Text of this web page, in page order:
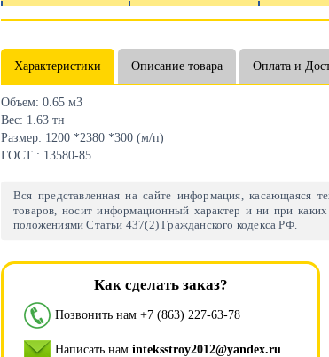
Характеристики Описание товара Оплата и
Объем: 0.65 м3
Вес: 1.63 тн
Размер: 1200 *2380 *300 (м/п)
ГОСТ : 13580-85
Вся представленная на сайте информация, касающаяся
товаров, носит информационный характер и ни при
положениями Статьи 437(2) Гражданского кодекса РФ.
Как сделать заказ?
Позвонить нам +7 (863) 227-63-78
Написать нам inteksstroy2012@yandex.ru